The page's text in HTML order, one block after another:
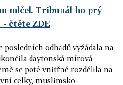
mlčel. Tribunál ho prý
- čtěte ZDE
posledních odhadů vyžádala na
daytonská mírová
se poté vnitřně rozdělila na
celky, muslimsko-